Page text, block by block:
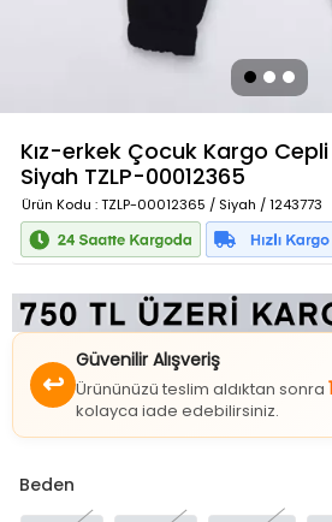
Kız-erkek Çocuk Kargo
Siyah TZLP-00012365
Ürün Kodu : TZLP-00012365 / Siyah / 1243773
↩
Güvenilir Alışveriş
Ürününüzü teslim aldıktan sonra
kolayca iade edebilirsiniz.
Beden